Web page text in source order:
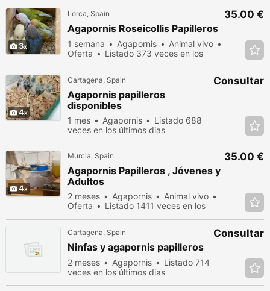
3
Lorca, Spain
Agapornis Roseicollis Papilleros
1 semana Agapornis
Animal vivo
Oferta
Listado 373 veces en los
35.00 €
4
Cartagena, Spain
Agapornis papilleros
disponibles
1 mes Agapornis
Listado 688
veces en los últimos dias
Consultar
4
Murcia, Spain
Agapornis Papilleros , Jóvenes y
Adultos
2 meses Agapornis
Animal vivo
Oferta
Listado 1411 veces en los
35.00 €
Cartagena, Spain
Ninfas y agapornis papilleros
2 meses Agapornis
Listado 714
veces en los últimos dias
Consultar